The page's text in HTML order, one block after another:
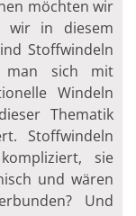
möchten wir
wir in diesem
Stoffwindeln
man sich mit
Windeln
Thematik
Stoffwindeln
sie
und wären
Und